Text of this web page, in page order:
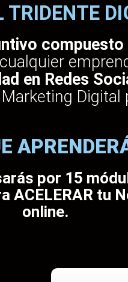
TRIDENTE
en Redes
Digital
por 15
tu
online.